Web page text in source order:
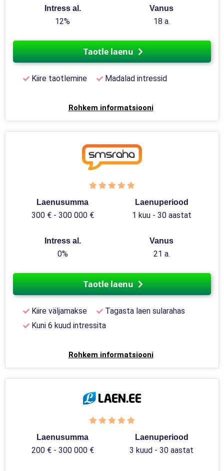
Intress al.
12%
Vanus
18 a.
Taotle laenu
Kiire taotlemine Madalad intressid
Rohkem informatsiooni
Laenusumma
300 € - 300 000 €
Laenuperiood
1 kuu - 30 aastat
Intress al.
0%
Vanus
21 a.
Taotle laenu
Kiire väljamakse
Tagasta laen sularahas
Kuni 6 kuud intressita
Rohkem informatsiooni
Laenusumma
200 € - 300 000 €
Laenuperiood
3 kuud - 30 aastat